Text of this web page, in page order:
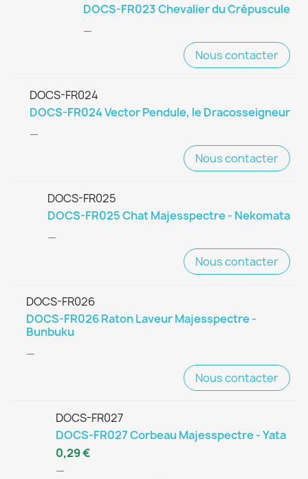
DOCS-FR023 Chevalier du Crépuscule
—
Nous contacter
DOCS-FR024
DOCS-FR024 Vector Pendule, le Dracosseigneur
—
Nous contacter
DOCS-FR025
DOCS-FR025 Chat Majesspectre - Nekomata
—
Nous contacter
DOCS-FR026
DOCS-FR026 Raton Laveur Majesspectre -
Bunbuku
—
Nous contacter
DOCS-FR027
DOCS-FR027 Corbeau Majesspectre - Yata
—
0,29 €